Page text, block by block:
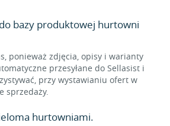
bazy produktowej hurtowni
ponieważ zdjęcia, opisy i warianty
przesyłane do Sellasist i
przy wystawianiu ofert w
sprzedaży.
hurtowniami.